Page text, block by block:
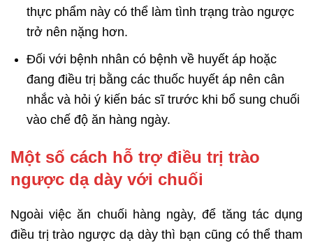
thực phẩm này có thể làm tình trạng trào ngược
trở nên nặng hơn.
Đối với bệnh nhân có bệnh về huyết áp hoặc
đang điều trị bằng các thuốc huyết áp nên cân
nhắc và hỏi ý kiến bác sĩ trước khi bổ sung chuối
vào chế độ ăn hàng ngày.
Một số cách hỗ trợ điều trị trào
ngược dạ dày với chuối
Ngoài việc ăn chuối hàng ngày, để tăng tác dụng
điều trị trào ngược dạ dày thì bạn cũng có thể tham